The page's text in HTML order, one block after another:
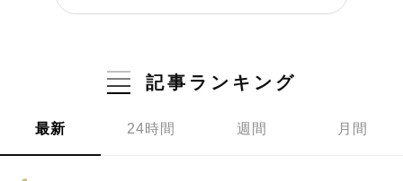
記事ランキング
最新 24時間 週間 月間